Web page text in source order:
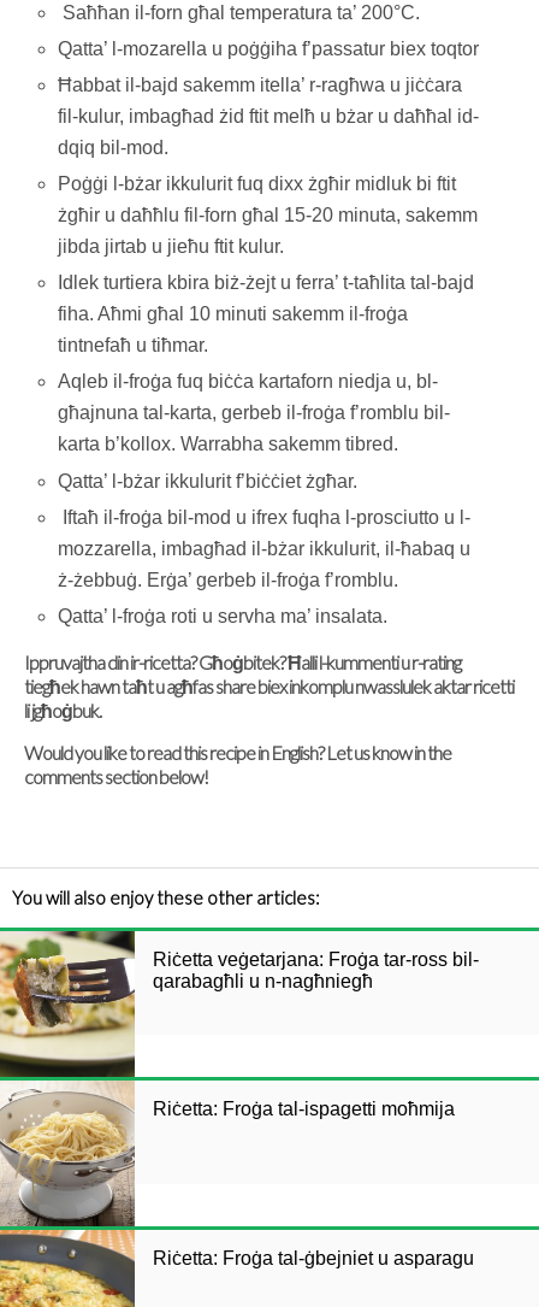
Saħħan il-forn għal temperatura ta’ 200°C.
Qatta’ l-mozarella u poġġiha f’passatur biex toqtor
Ħabbat il-bajd sakemm itella’ r-ragħwa u jiċċara
fil-kulur, imbagħad żid ftit melħ u bżar u daħħal id-
dqiq bil-mod.
Poġġi l-bżar ikkulurit fuq dixx żgħir midluk bi ftit
żgħir u daħħlu fil-forn għal 15-20 minuta, sakemm
jibda jirtab u jieħu ftit kulur.
Idlek turtiera kbira biż-żejt u ferra’ t-taħlita tal-bajd
fiha. Aħmi għal 10 minuti sakemm il-froġa
tintnefaħ u tiħmar.
Aqleb il-froġa fuq biċċa kartaforn niedja u, bl-
għajnuna tal-karta, gerbeb il-froġa f’romblu bil-
karta b’kollox. Warrabha sakemm tibred.
Qatta’ l-bżar ikkulurit f’biċċiet żgħar.
Iftaħ il-froġa bil-mod u ifrex fuqha l-prosciutto u l-
mozzarella, imbagħad il-bżar ikkulurit, il-ħabaq u
ż-żebbuġ. Erġa’ gerbeb il-froġa f’romblu.
Qatta’ l-froġa roti u servha ma’ insalata.
Ippruvajtha din ir-ricetta? Għoġbitek? Ħalli l-kummenti u r-rating
tiegħek hawn taħt u agħfas share biex inkomplu nwasslulek aktar ricetti
li jgħoġbuk.
Would you like to read this recipe in English? Let us know in the
comments section below!
You will also enjoy these other articles:
Riċetta veġetarjana: Froġa tar-ross bil-
qarabagħli u n-nagħniegħ
Riċetta: Froġa tal-ispagetti moħmija
Riċetta: Froġa tal-ġbejniet u asparagu